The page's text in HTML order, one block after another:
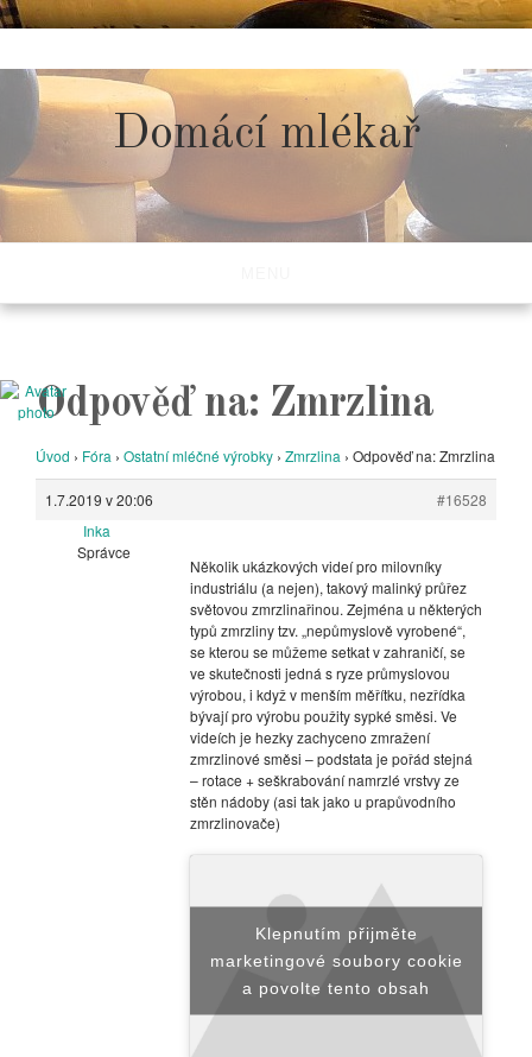
to
content
Domácí mlékař
Odpověď na: Zmrzlina
Úvod › Fóra › Ostatní mléčné výrobky › Zmrzlina › Odpověď na: Zmrzlina
1.7.2019 v 20:06
#16528
Inka
Správce
Několik ukázkových videí pro milovníky
industriálu (a nejen), takový malinký průřez
světovou zmrzlinařinou. Zejména u některých
typů zmrzliny tzv. „nepůmyslově vyrobené“,
se kterou se můžeme setkat v zahraničí, se
ve skutečnosti jedná s ryze průmyslovou
výrobou, i když v menším měřítku, nezřídka
bývají pro výrobu použity sypké směsi. Ve
videích je hezky zachyceno zmražení
zmrzlinové směsi – podstata je pořád stejná
– rotace + seškrabování namrzlé vrstvy ze
stěn nádoby (asi tak jako u prapůvodního
zmrzlinovače)
Klepnutím přijměte
marketingové soubory cookie
a povolte tento obsah